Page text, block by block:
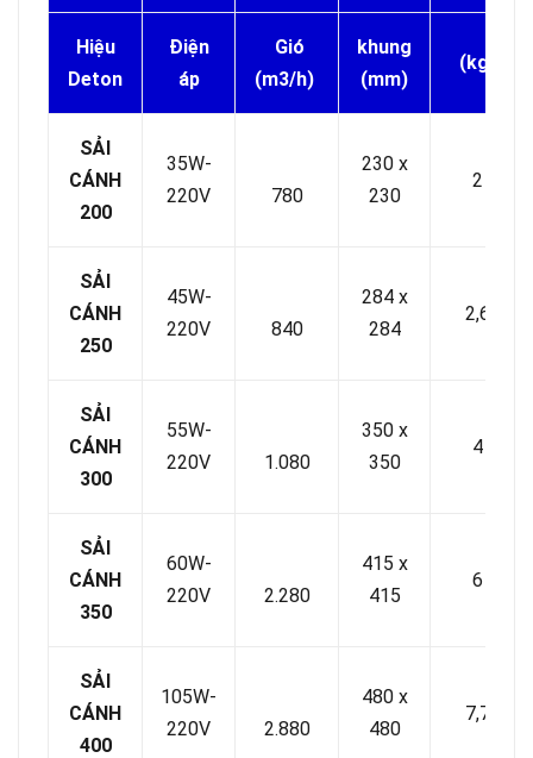
Hiệu
Deton
Điện
áp
Gió
(m3/h)
khung
(mm)
(kg)
SẢI
CÁNH
200
35W-
220V
780
230 x
230
2
SẢI
CÁNH
250
45W-
220V
840
284 x
284
2,6
SẢI
CÁNH
300
55W-
220V
1.080
350 x
350
4
SẢI
CÁNH
350
60W-
220V
2.280
415 x
415
6
SẢI
CÁNH
400
105W-
220V
2.880
480 x
480
7,7